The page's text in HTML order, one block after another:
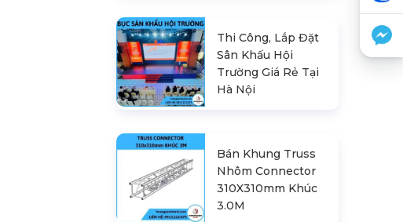
Thi Công, Lắp Đặt
Sân Khấu Hội
Trường Giá Rẻ Tại
Hà Nội
Bán Khung Truss
Nhôm Connector
310X310mm Khúc
3.0M